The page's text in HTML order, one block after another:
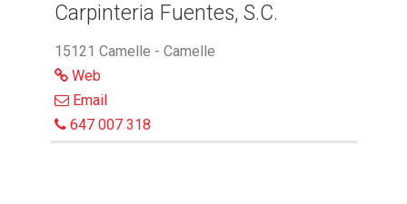
Carpinteria Fuentes, S.C.
15121 Camelle - Camelle
Web
Email
647 007 318